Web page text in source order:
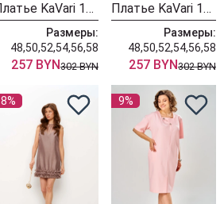
Платье KaVari 1158-2 коричневый
Размеры:
48,50,52,54,56,58
257 BYN302 BYN
Платье KaVari 1158-1 бордовый
Размеры:
48,50,52,54,56,58
257 BYN302 BYN
8% 9%